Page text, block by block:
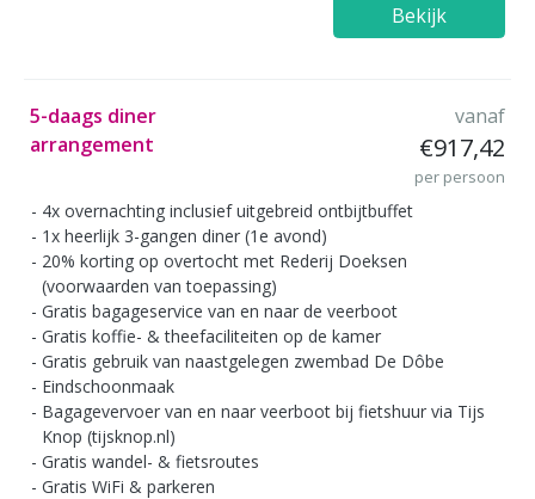
Bekijk
5-daags diner
arrangement
vanaf
€917,42
per persoon
4x overnachting inclusief uitgebreid ontbijtbuffet
1x heerlijk 3-gangen diner (1e avond)
20% korting op overtocht met Rederij Doeksen
(voorwaarden van toepassing)
Gratis bagageservice van en naar de veerboot
Gratis koffie- & theefaciliteiten op de kamer
Gratis gebruik van naastgelegen zwembad De Dôbe
Eindschoonmaak
Bagagevervoer van en naar veerboot bij fietshuur via Tijs
Knop (tijsknop.nl)
Gratis wandel- & fietsroutes
Gratis WiFi & parkeren